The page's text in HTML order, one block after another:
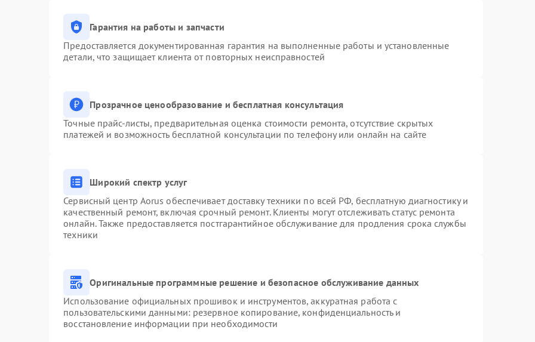
Гарантия на работы и запчасти
Предоставляется документированная гарантия на выполненные работы и установленные
детали, что защищает клиента от повторных неисправностей
Прозрачное ценообразование и бесплатная консультация
Точные прайс-листы, предварительная оценка стоимости ремонта, отсутствие скрытых
платежей и возможность бесплатной консультации по телефону или онлайн на сайте
Широкий спектр услуг
Сервисный центр Aorus обеспечивает доставку техники по всей РФ, бесплатную диагностику и
качественный ремонт, включая срочный ремонт. Клиенты могут отслеживать статус ремонта
онлайн. Также предоставляется постгарантийное обслуживание для продления срока службы
техники
Оригинальные программные решение и безопасное обслуживание данных
Использование официальных прошивок и инструментов, аккуратная работа с
пользовательскими данными: резервное копирование, конфиденциальность и
восстановление информации при необходимости